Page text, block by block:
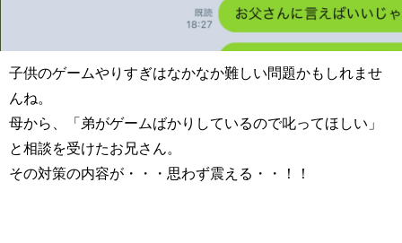
子供のゲームやりすぎはなかなか難しい問題かもしれませ
んね。
母から、「弟がゲームばかりしているので叱ってほしい」
と相談を受けたお兄さん。
その対策の内容が・・・思わず震える・・！！